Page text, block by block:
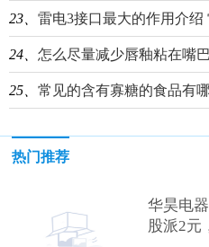
23、 雷电3接口最大的作用介绍
24、 怎么尽量减少唇釉粘在嘴巴或牙
25、 常见的含有寡糖的食品有哪些
热门推荐
华昊电
股派2元